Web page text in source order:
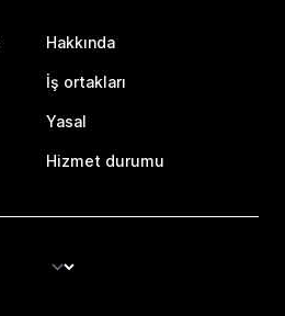
Hakkında
İş ortakları
Yasal
Hizmet durumu